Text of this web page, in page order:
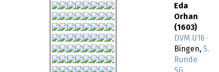
Eda
Orhan
(1603)
DVM U16
Bingen, 5.
Runde